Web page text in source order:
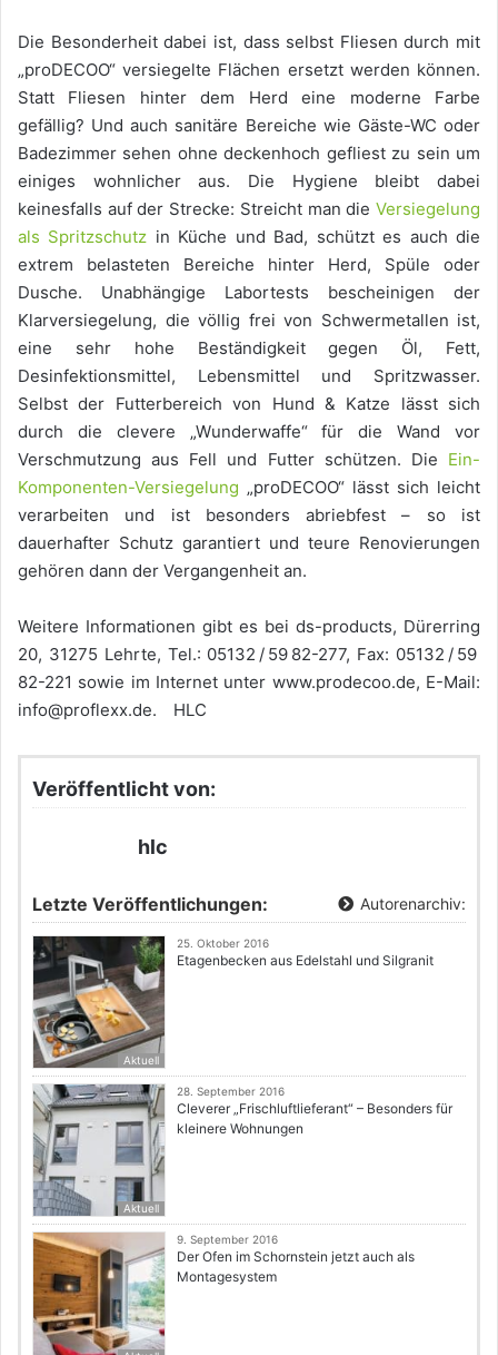
Die Besonderheit dabei ist, dass selbst Fliesen durch mit
„proDECOO“ versiegelte Flächen ersetzt werden können.
Statt Fliesen hinter dem Herd eine moderne Farbe
gefällig? Und auch sanitäre Bereiche wie Gäste-WC oder
Badezimmer sehen ohne deckenhoch gefliest zu sein um
einiges wohn­licher aus. Die Hygiene bleibt dabei
keinesfalls auf der Strecke: Streicht man die Versiegelung
als Spritzschutz in Küche und Bad, schützt es auch die
extrem belasteten Bereiche hinter Herd, Spüle oder
Dusche. Unabhängige Labortests bescheinigen der
Klarversiegelung, die völlig frei von Schwermetallen ist,
eine sehr hohe Beständigkeit gegen Öl, Fett,
Desinfektionsmittel, Lebensmittel und Spritzwasser.
Selbst der Futterbereich von Hund & Katze lässt sich
durch die clevere „Wunderwaffe“ für die Wand vor
Verschmutzung aus Fell und Futter schützen. Die Ein-
Komponenten-Versiegelung „proDECOO“ lässt sich leicht
verarbeiten und ist besonders abriebfest – so ist
dauerhafter Schutz garantiert und teure Renovierungen
gehören dann der Vergangenheit an.
Weitere Informationen gibt es bei ds-products, Dürerring
20, 31275 Lehrte, Tel.: 05132 / 59 82-277, Fax: 05132 / 59
82-221 sowie im Internet unter www.prodecoo.de, E-Mail:
info@proflexx.de. HLC
Veröffentlicht von:
hlc
Letzte Veröffentlichungen: Autorenarchiv:
Aktuell
25. Oktober 2016
Etagenbecken aus Edelstahl und Silgranit
Aktuell
28. September 2016
Cleverer „Frischluftlieferant“ – Besonders für
kleinere Wohnungen
9. September 2016
Der Ofen im Schornstein jetzt auch als
Montagesystem